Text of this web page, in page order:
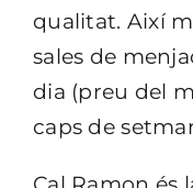
qualitat. Així
sales de
dia (preu del
caps de